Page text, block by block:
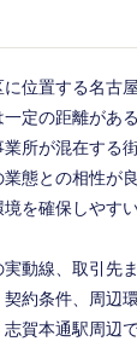
位置する名古
定の距離があ
所が混在する
態との相性が
を確保しやす
動線、取引先
約条件、周辺
賀本通駅周辺